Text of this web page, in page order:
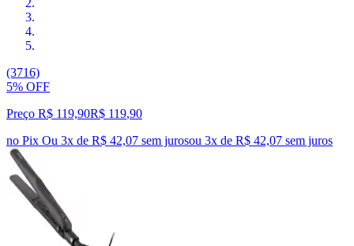
(3716)
5% OFF
Preço R$ 119,90R$ 119,90
no Pix Ou 3x de R$ 42,07 sem jurosou 3x de R$ 42,07 sem juros